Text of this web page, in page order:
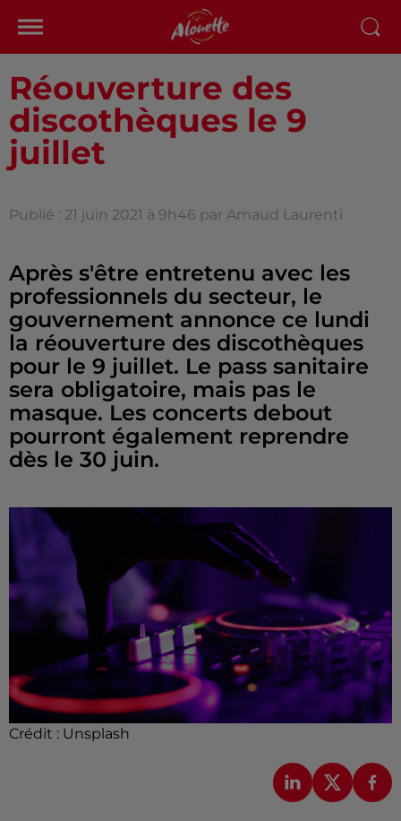
Réouverture des
discothèques le 9
juillet
Publié : 21 juin 2021 à 9h46 par Arnaud Laurenti
Après s'être entretenu avec les
professionnels du secteur, le
gouvernement annonce ce lundi
la réouverture des discothèques
pour le 9 juillet. Le pass sanitaire
sera obligatoire, mais pas le
masque. Les concerts debout
pourront également reprendre
dès le 30 juin.
Crédit : Unsplash